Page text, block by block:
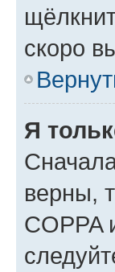
скоро
Я
верны,
COPPA